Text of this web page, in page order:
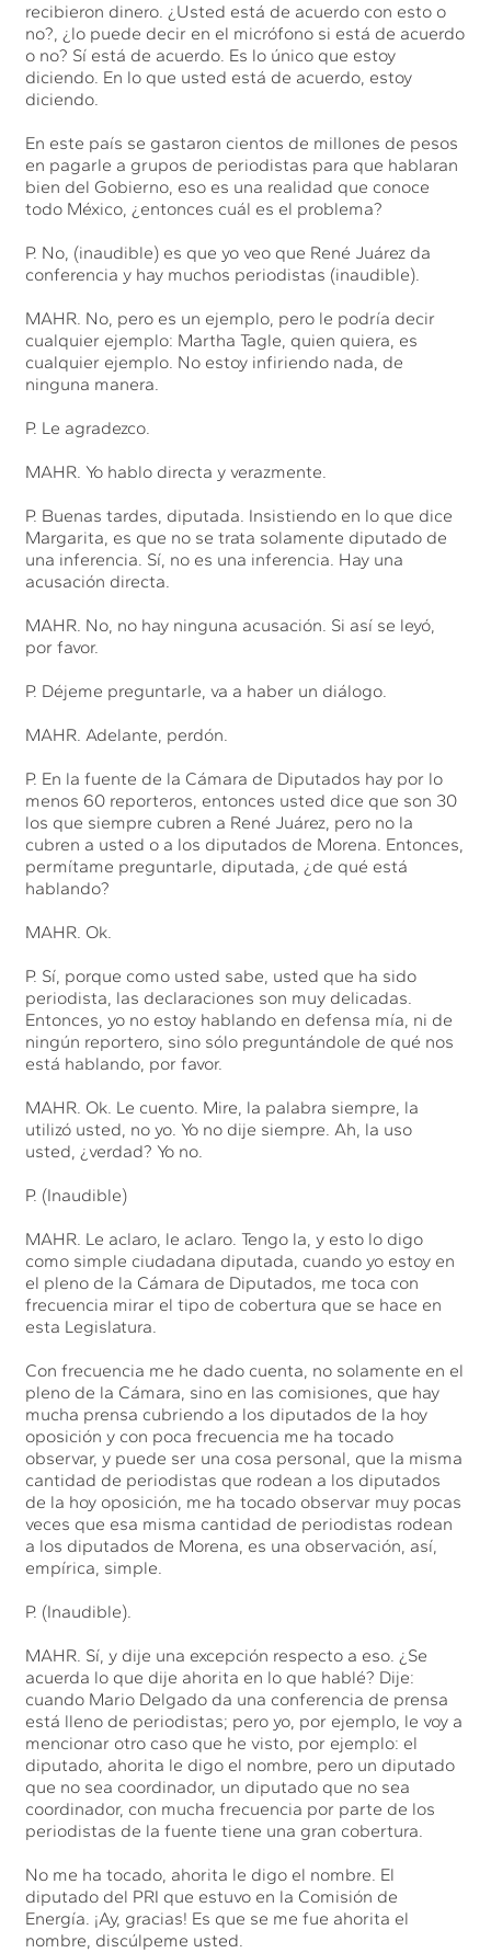
recibieron dinero. ¿Usted está de acuerdo con esto o
no?, ¿lo puede decir en el micrófono si está de acuerdo
o no? Sí está de acuerdo. Es lo único que estoy
diciendo. En lo que usted está de acuerdo, estoy
diciendo.
En este país se gastaron cientos de millones de pesos
en pagarle a grupos de periodistas para que hablaran
bien del Gobierno, eso es una realidad que conoce
todo México, ¿entonces cuál es el problema?
P. No, (inaudible) es que yo veo que René Juárez da
conferencia y hay muchos periodistas (inaudible).
MAHR. No, pero es un ejemplo, pero le podría decir
cualquier ejemplo: Martha Tagle, quien quiera, es
cualquier ejemplo. No estoy infiriendo nada, de
ninguna manera.
P. Le agradezco.
MAHR. Yo hablo directa y verazmente.
P. Buenas tardes, diputada. Insistiendo en lo que dice
Margarita, es que no se trata solamente diputado de
una inferencia. Sí, no es una inferencia. Hay una
acusación directa.
MAHR. No, no hay ninguna acusación. Si así se leyó,
por favor.
P. Déjeme preguntarle, va a haber un diálogo.
MAHR. Adelante, perdón.
P. En la fuente de la Cámara de Diputados hay por lo
menos 60 reporteros, entonces usted dice que son 30
los que siempre cubren a René Juárez, pero no la
cubren a usted o a los diputados de Morena. Entonces,
permítame preguntarle, diputada, ¿de qué está
hablando?
MAHR. Ok.
P. Sí, porque como usted sabe, usted que ha sido
periodista, las declaraciones son muy delicadas.
Entonces, yo no estoy hablando en defensa mía, ni de
ningún reportero, sino sólo preguntándole de qué nos
está hablando, por favor.
MAHR. Ok. Le cuento. Mire, la palabra siempre, la
utilizó usted, no yo. Yo no dije siempre. Ah, la uso
usted, ¿verdad? Yo no.
P. (Inaudible)
MAHR. Le aclaro, le aclaro. Tengo la, y esto lo digo
como simple ciudadana diputada, cuando yo estoy en
el pleno de la Cámara de Diputados, me toca con
frecuencia mirar el tipo de cobertura que se hace en
esta Legislatura.
Con frecuencia me he dado cuenta, no solamente en el
pleno de la Cámara, sino en las comisiones, que hay
mucha prensa cubriendo a los diputados de la hoy
oposición y con poca frecuencia me ha tocado
observar, y puede ser una cosa personal, que la misma
cantidad de periodistas que rodean a los diputados
de la hoy oposición, me ha tocado observar muy pocas
veces que esa misma cantidad de periodistas rodean
a los diputados de Morena, es una observación, así,
empírica, simple.
P. (Inaudible).
MAHR. Sí, y dije una excepción respecto a eso. ¿Se
acuerda lo que dije ahorita en lo que hablé? Dije:
cuando Mario Delgado da una conferencia de prensa
está lleno de periodistas; pero yo, por ejemplo, le voy a
mencionar otro caso que he visto, por ejemplo: el
diputado, ahorita le digo el nombre, pero un diputado
que no sea coordinador, un diputado que no sea
coordinador, con mucha frecuencia por parte de los
periodistas de la fuente tiene una gran cobertura.
No me ha tocado, ahorita le digo el nombre. El
diputado del PRI que estuvo en la Comisión de
Energía. ¡Ay, gracias! Es que se me fue ahorita el
nombre, discúlpeme usted.